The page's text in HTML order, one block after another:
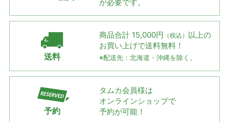
が必要です。
送料
商品合計 15,000円 （税込） 以上の
お買い上げで送料無料！
※配送先：北海道・沖縄を除く。
予約
タムカ会員様は
オンラインショップで
予約が可能！